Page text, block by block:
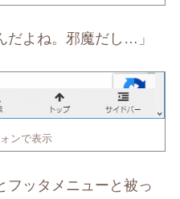
だよね。邪魔だし…」
ンで表示
フッタメニューと被っ